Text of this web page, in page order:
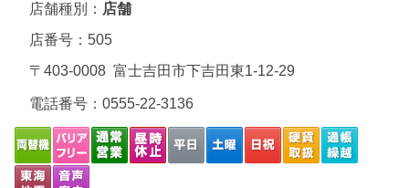
店舗種別： 店舗
店番号：505
〒403-0008 富士吉田市下吉田東1-12-29
電話番号： 0555-22-3136